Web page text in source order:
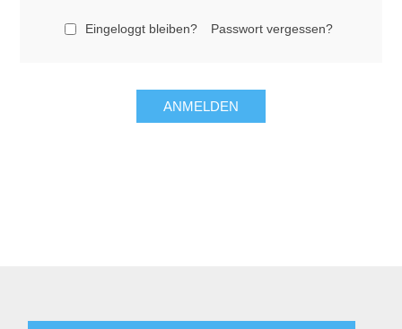
Eingeloggt bleiben? Passwort vergessen?